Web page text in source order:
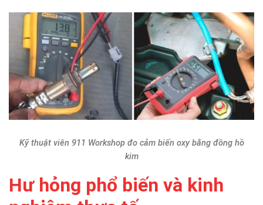
Kỹ thuật viên 911 Workshop đo cảm biến oxy bằng đồng hồ
kim
Hư hỏng phổ biến và kinh